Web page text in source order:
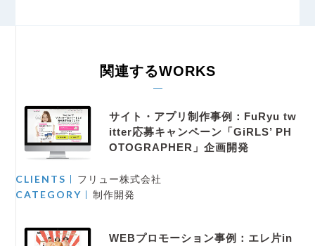
関連するWORKS
サイト・アプリ制作事例：FuRyu tw
itter応募キャンペーン「GiRLS’ PH
OTOGRAPHER」企画開発
CLIENTS フリュー株式会社
CATEGORY 制作開発
WEBプロモーション事例：エレ片in